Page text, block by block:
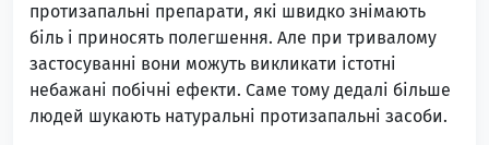
протизапальні препарати, які швидко знімають
біль і приносять полегшення. Але при тривалому
застосуванні вони можуть викликати істотні
небажані побічні ефекти. Саме тому дедалі більше
людей шукають натуральні протизапальні засоби.